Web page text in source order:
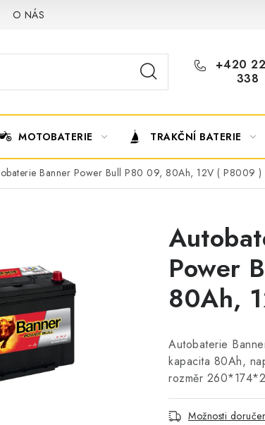
O NÁS OBCHODNÍ
+420
338
MOTOBATERIE TRAKČNÍ BATERIE
Banner Power Bull P80 09, 80Ah, 12V ( P8009 )
Power
80Ah,
Autobaterie
kapacita 80Ah,
rozměr
Možnosti